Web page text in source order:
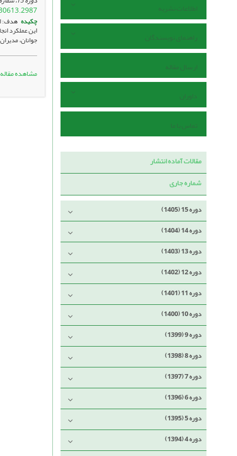
اطلاعات نشریه
راهنمای نویسندگان
ارسال مقاله
داوران
تماس با ما
مقالات آماده انتشار
شماره جاری
دوره 15 (1405)
دوره 14 (1404)
دوره 13 (1403)
دوره 12 (1402)
دوره 11 (1401)
دوره 10 (1400)
دوره 9 (1399)
دوره 8 (1398)
دوره 7 (1397)
دوره 6 (1396)
دوره 5 (1395)
دوره 4 (1394)
چکیده هدف:
این عملکرد
جوانان،
مشاهده مقاله